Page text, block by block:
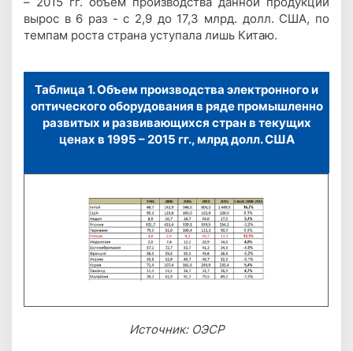
вырос в 6 раз - с 2,9 до 17,3 млрд. долл. США, по
темпам роста страна уступала лишь Китаю.
Таблица 1. Объем производства электронного и
оптического оборудования в ряде промышленно
развитых и развивающихся стран в текущих
ценах в 1995 – 2015 гг., млрд долл. США
Источник: ОЭСР